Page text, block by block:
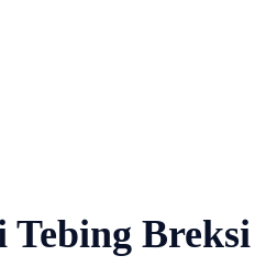
Tebing Breksi